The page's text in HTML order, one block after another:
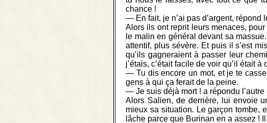
chance !
— En fait, je n’ai pas d’argent, répond
Alors ils ont reprit leurs menaces,
le malin en général devant sa
attentif, plus sévère. Et puis il s’est
qu’ils gagneraient à passer leur
j’étais, c’était facile de voir qu’il était
— Tu dis encore un mot, et je te casse
gens à qui ça ferait de la peine.
— Je suis déjà mort ! a répondu
Alors Salien, de derrière, lui envoie
mieux sa situation. Le garçon tombe,
lâche parce que Burinan en a assez !